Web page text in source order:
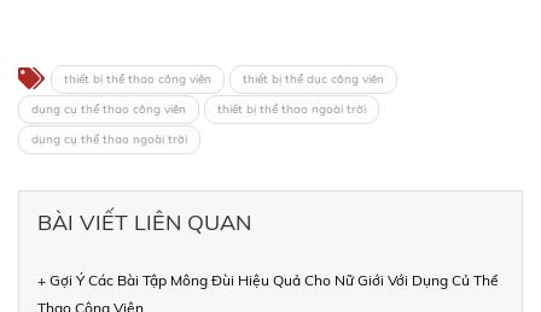
thiết bị thể thao công viên
thiết bị thể dục công viên
dụng cụ thể thao công viên
thiết bị thể thao ngoài trời
dụng cụ thể thao ngoài trời
BÀI VIẾT LIÊN QUAN
+ Gợi Ý Các Bài Tập Mông Đùi Hiệu Quả Cho Nữ Giới Với Dụng Củ Thể
Thao Công Viên